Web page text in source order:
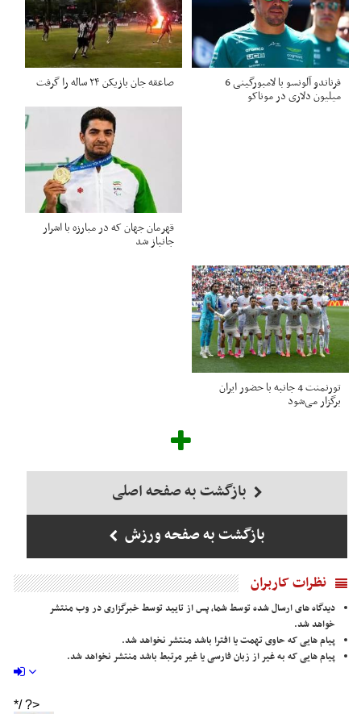
فرناندو آلونسو با لامبورگینی 6
میلیون دلاری در موناکو
صاعقه جان بازیکن ۲۴ ساله را گرفت
قهرمان جهان که در مبارزه با اشرار
جانباز شد
تورنمنت 4 جانبه با حضور ایران
برگزار می‌شود
بازگشت به صفحه اصلی
بازگشت به صفحه ورزش
نظرات کاربران
دیدگاه های ارسال شده توسط شما، پس از تایید توسط خبرگزاری در وب منتشر
خواهد شد.
پیام هایی که حاوی تهمت یا افترا باشد منتشر نخواهد شد.
پیام هایی که به غیر از زبان فارسی یا غیر مرتبط باشد منتشر نخواهد شد.